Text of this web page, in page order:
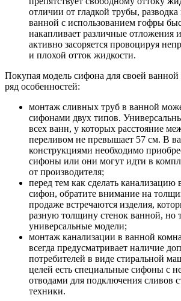
отличии от гладкой трубы,
ванной с использованием гофры
накапливает различные отложения
активно засоряется провоцируя
и плохой отток жидкости.
Покупая модель сифона для своей
ряд особенностей:
монтаж сливных труб в ванной
сифонами двух типов.
всех ванн, у которых расстояние
переливом не превышает 57 см. В
конструкциями необходимо
сифоны или они могут идти в
от производителя;
перед тем как сделать канализацию
сифон, обратите внимание на
продаже встречаются изделия,
разную толщину стенок ванной, но
универсальные модели;
монтаж канализации в ванной
всегда предусматривает наличие
потребителей в виде стиральной
целей есть специальные сифоны с
отводами для подключения сливов
техники.